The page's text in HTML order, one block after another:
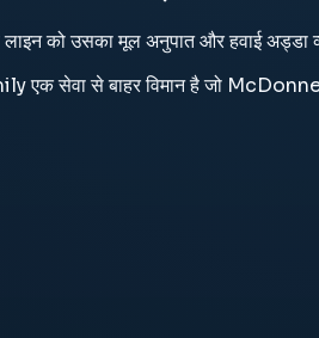
को उसका मूल अनुपात और हवाई अड्डा
से बाहर विमान है जो McDonnell